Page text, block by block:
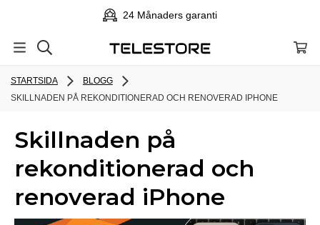
24 Månaders garanti
STARTSIDA
BLOGG
SKILLNADEN PÅ REKONDITIONERAD OCH RENOVERAD IPHONE
Skillnaden på
rekonditionerad och
renoverad iPhone